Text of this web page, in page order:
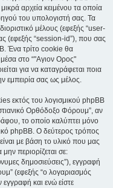
αρχεία κειμένου τα οποία
του υπολογιστή σας. Τα
μέλους (εφεξής “user-
(εφεξής “session-id”), που σας
Ένα τρίτο cookie θα
μέσα στο “"Αγιον Ορος"
για να καταγράφεται ποια
εμπειρία σας ως μέλος.
εκτός του λογισμικού phpBB
Ορθόδοξο Φόρουμ”, αν
το οποίο καλύπτει μόνο
phpBB. Ο δεύτερος τρόπος
με βάση το υλικό που μας
περιορίζεται σε:
δημοσιεύσεις”), εγγραφή
(εφεξής “ο λογαριασμός
και ενώ είστε